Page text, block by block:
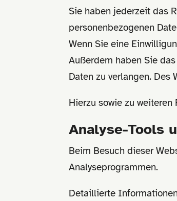
Sie haben jederzeit das
personenbezogenen
Wenn Sie eine
Außerdem haben Sie
Daten zu verlangen.
Hierzu sowie zu
Analyse-Tools
Beim Besuch dieser
Analyseprogrammen.
Detaillierte